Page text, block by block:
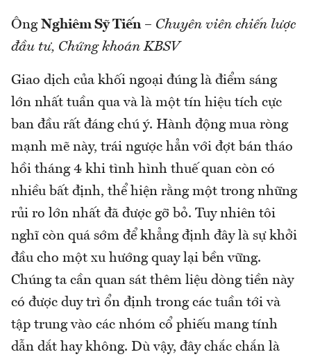
Ông Nghiêm Sỹ Tiến– Chuyên viên chiến lược
đầu tư, Chứng khoán KBSV
Giao dịch của khối ngoại đúng là điểm sáng
lớn nhất tuần qua và là một tín hiệu tích cực
ban đầu rất đáng chú ý. Hành động mua ròng
mạnh mẽ này, trái ngược hẳn với đợt bán tháo
hồi tháng 4 khi tình hình thuế quan còn có
nhiều bất định, thể hiện rằng một trong những
rủi ro lớn nhất đã được gỡ bỏ. Tuy nhiên tôi
nghĩ còn quá sớm để khẳng định đây là sự khởi
đầu cho một xu hướng quay lại bền vững.
Chúng ta cần quan sát thêm liệu dòng tiền này
có được duy trì ổn định trong các tuần tới và
tập trung vào các nhóm cổ phiếu mang tính
dẫn dắt hay không. Dù vậy, đây chắc chắn là